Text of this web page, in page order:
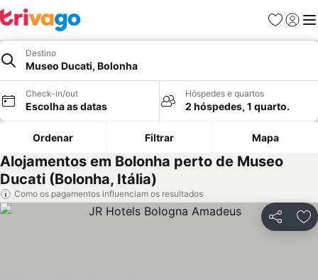
Favoritos
Iniciar
Destino
Museo Ducati, Bolonha
Check-in/out
Escolha as datas
Hóspedes e quartos
2 hóspedes, 1 quarto.
Ordenar Filtrar Mapa
Alojamentos em Bolonha perto de Museo
Ducati (Bolonha, Itália)
Como os pagamentos influenciam os resultados
Partilhar